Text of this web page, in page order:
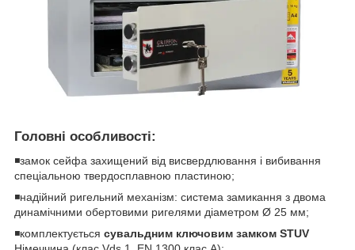
Головні особливості:
◾замок сейфа захищений від висвердлювання і вибивання
спеціальною твердосплавною пластиною;
◾надійний ригельний механізм: система замикання з двома
динамічними обертовими ригелями діаметром Ø 25 мм;
◾комплектується сувальдним ключовим замком STUV